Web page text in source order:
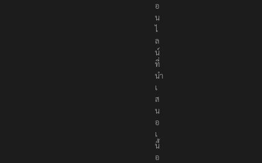
อ
น
ไ
ล
น์
ที่
นำ
เ
ส
น
อ
เ
นื้
อ